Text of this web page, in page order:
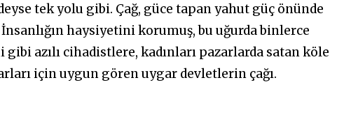
tek yolu gibi. Çağ, güce tapan yahut güç önünde
haysiyetini korumuş, bu uğurda binlerce
azılı cihadistlere, kadınları pazarlarda satan köle
için uygun gören uygar devletlerin çağı.